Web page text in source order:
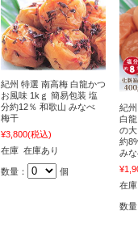
紀州 特選 南高梅 白龍かつ
お風味 1kｇ 簡易包装 塩
分約12％ 和歌山 みなべ
梅干
¥3,800(税込)
在庫 在庫あり
数量： 個
紀
白
の
約
み
在
数